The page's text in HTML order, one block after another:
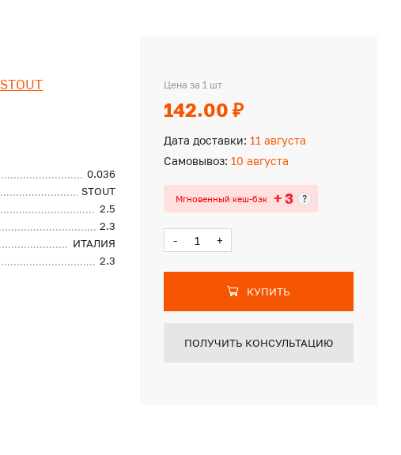
STOUT
0.036
STOUT
2.5
2.3
ИТАЛИЯ
2.3
Цена за 1 шт
142.00 ₽
Дата доставки: 11 августа
Самовывоз: 10 августа
Мгновенный кеш-бэк + 3 ?
- +
КУПИТЬ
ПОЛУЧИТЬ КОНСУЛЬТАЦИЮ